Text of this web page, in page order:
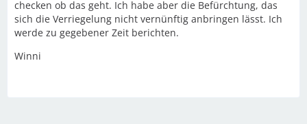
checken ob das geht. Ich habe aber die Befürchtung, das
sich die Verriegelung nicht vernünftig anbringen lässt. Ich
werde zu gegebener Zeit berichten.
Winni